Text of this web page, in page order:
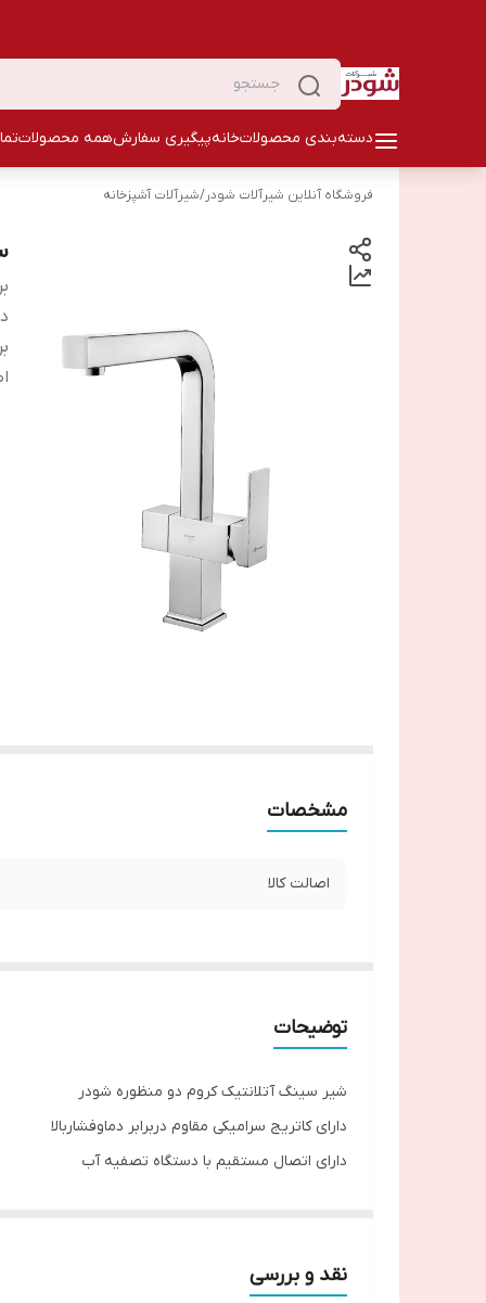
دسته‌بندی محصولاتخانهپیگیری سفارشهمه محصولات
فروشگاه آنلاین شیرآلات شودر/شیرآلات آشپزخانه
مشخصات
اصالت کالا
توضیحات
شیر سینگ آتلانتیک کروم دو منظوره شودر
دارای کاتریج سرامیکی مقاوم دربرابر دماوفشاربالا
دارای اتصال مستقیم با دستگاه تصفیه آب
دارای نصب سریع اسان
نقد و بررسی